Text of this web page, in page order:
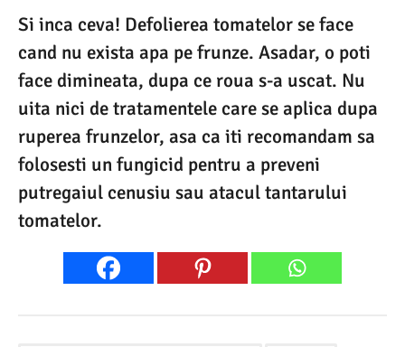
Si inca ceva! Defolierea tomatelor se face
cand nu exista apa pe frunze. Asadar, o poti
face dimineata, dupa ce roua s-a uscat. Nu
uita nici de tratamentele care se aplica dupa
ruperea frunzelor, asa ca iti recomandam sa
folosesti un fungicid pentru a preveni
putregaiul cenusiu sau atacul tantarului
tomatelor.